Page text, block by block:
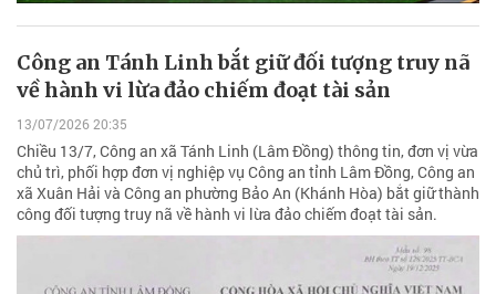
Công an Tánh Linh bắt giữ đối tượng truy nã
về hành vi lừa đảo chiếm đoạt tài sản
13/07/2026 20:35
Chiều 13/7, Công an xã Tánh Linh (Lâm Đồng) thông tin, đơn vị vừa
chủ trì, phối hợp đơn vị nghiệp vụ Công an tỉnh Lâm Đồng, Công an
xã Xuân Hải và Công an phường Bảo An (Khánh Hòa) bắt giữ thành
công đối tượng truy nã về hành vi lừa đảo chiếm đoạt tài sản.